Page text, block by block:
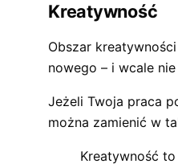
Kreatywność
Obszar
nowego – i wcale
Jeżeli Twoja praca
można zamienić w
Kreatywność